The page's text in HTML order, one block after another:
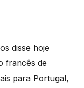
disse hoje
francês de
para Portugal,